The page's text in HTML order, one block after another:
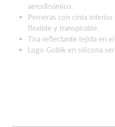
aerodinámico.
Perneras con cinta
flexible y transpirable.
Tira reflectante tejida en
Logo Gobik en silicona